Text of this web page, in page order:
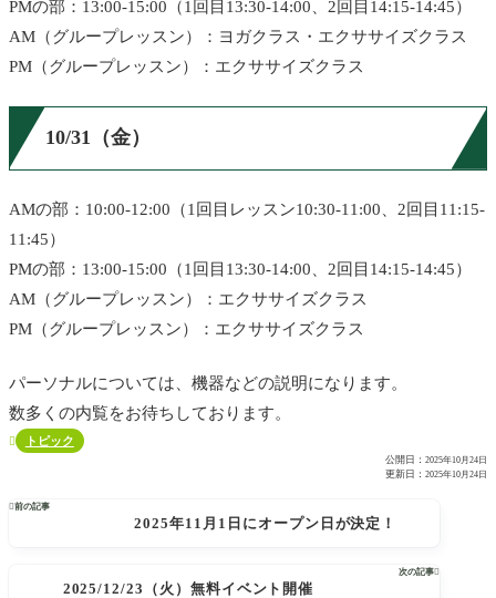
PMの部：13:00-15:00（1回目13:30-14:00、2回目14:15-14:45）
AM（グループレッスン）：ヨガクラス・エクササイズクラス
PM（グループレッスン）：エクササイズクラス
10/31（金）
AMの部：10:00-12:00（1回目レッスン10:30-11:00、2回目11:15-
11:45）
PMの部：13:00-15:00（1回目13:30-14:00、2回目14:15-14:45）
AM（グループレッスン）：エクササイズクラス
PM（グループレッスン）：エクササイズクラス
パーソナルについては、機器などの説明になります。
数多くの内覧をお待ちしております。
 トピック
公開日： 2025年10月24日
更新日： 2025年10月24日
前の記事
2025年11月1日にオープン日が決定！
次の記事
2025/12/23（火）無料イベント開催